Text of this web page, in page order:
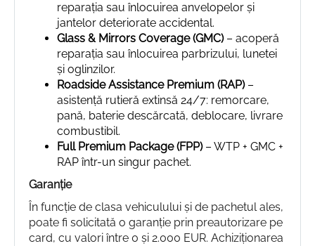
reparația sau înlocuirea anvelopelor și
jantelor deteriorate accidental.
Glass & Mirrors Coverage (GMC)– acoperă
reparația sau înlocuirea parbrizului, lunetei
și oglinzilor.
Roadside Assistance Premium (RAP)–
asistență rutieră extinsă 24/7: remorcare,
pană, baterie descărcată, deblocare, livrare
combustibil.
Full Premium Package (FPP)– WTP + GMC +
RAP într-un singur pachet.
Garanție
În funcție de clasa vehiculului și de pachetul ales,
poate fi solicitată o garanție prin preautorizare pe
card, cu valori între 0 și 2.000 EUR. Achiziționarea